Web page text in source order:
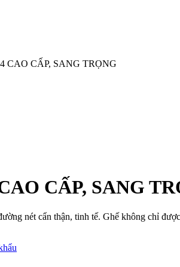
CAO CẤP, SANG TRỌNG
CẤP, SANG
nét cẩn thận, tinh tế. Ghế không chỉ